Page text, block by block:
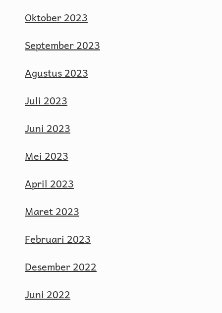
Oktober 2023
September 2023
Agustus 2023
Juli 2023
Juni 2023
Mei 2023
April 2023
Maret 2023
Februari 2023
Desember 2022
Juni 2022